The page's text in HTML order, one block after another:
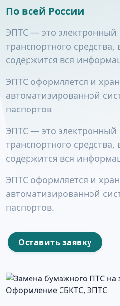
По всей России
ЭПТС — это электронный
транспортного средства,
содержится вся
ЭПТС оформляется и
автоматизированной
паспортов
ЭПТС — это электронный
транспортного средства,
содержится вся
ЭПТС оформляется и
автоматизированной
паспортов.
Оставить заявку